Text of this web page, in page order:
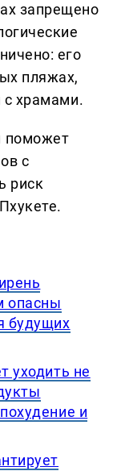
запрещено
его
пляжах,
с храмами.
поможет
с
риск
опасны
будущих
уходить не
и